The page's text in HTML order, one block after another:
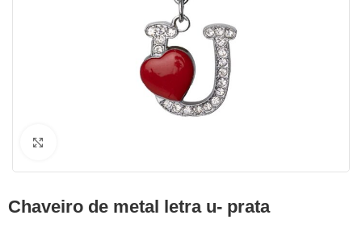
chaveiro de metal letra u- prata